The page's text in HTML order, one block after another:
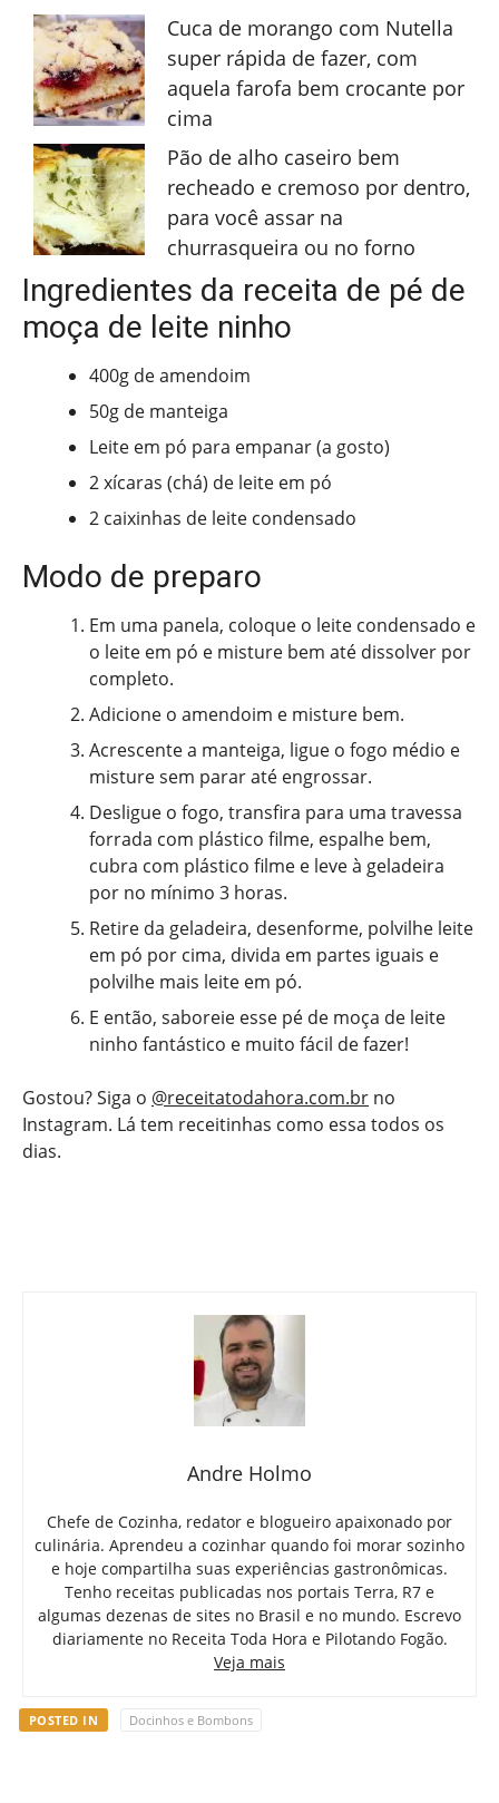
Cuca de morango com Nutella
super rápida de fazer, com
aquela farofa bem crocante por
cima
Pão de alho caseiro bem
recheado e cremoso por dentro,
para você assar na
churrasqueira ou no forno
Ingredientes da receita de pé de
moça de leite ninho
400g de amendoim
50g de manteiga
Leite em pó para empanar (a gosto)
2 xícaras (chá) de leite em pó
2 caixinhas de leite condensado
Modo de preparo
Em uma panela, coloque o leite condensado e
o leite em pó e misture bem até dissolver por
completo.
Adicione o amendoim e misture bem.
Acrescente a manteiga, ligue o fogo médio e
misture sem parar até engrossar.
Desligue o fogo, transfira para uma travessa
forrada com plástico filme, espalhe bem,
cubra com plástico filme e leve à geladeira
por no mínimo 3 horas.
Retire da geladeira, desenforme, polvilhe leite
em pó por cima, divida em partes iguais e
polvilhe mais leite em pó.
E então, saboreie esse pé de moça de leite
ninho fantástico e muito fácil de fazer!
Gostou? Siga o @receitatodahora.com.br no
Instagram. Lá tem receitinhas como essa todos os
dias.
Andre Holmo
Chefe de Cozinha, redator e blogueiro apaixonado por
culinária. Aprendeu a cozinhar quando foi morar sozinho
e hoje compartilha suas experiências gastronômicas.
Tenho receitas publicadas nos portais Terra, R7 e
algumas dezenas de sites no Brasil e no mundo. Escrevo
diariamente no Receita Toda Hora e Pilotando Fogão.
Veja mais
POSTED IN Docinhos e Bombons